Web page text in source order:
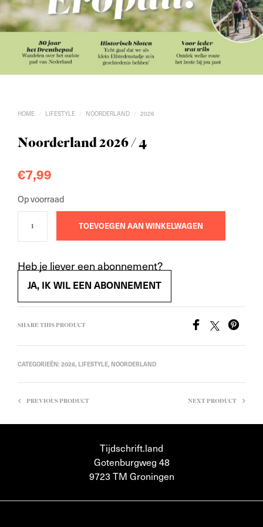
HOME / LIFESTYLE / NOORDERLAND / 2026
Noorderland 2026 / 4
€7,99
Op voorraad
TOEVOEGEN AAN WINKELWAGEN
Heb je liever een abonnement?
JA, IK WIL EEN ABONNEMENT
SHARE THIS PRODUCT
CATEGORIEËN: 2026, LIFESTYLE, NOORDERLAND
PREVIOUS PRODUCT NEXT PRODUCT
Tijdschrift.land
Gotenburgweg 48
9723 TM Groningen